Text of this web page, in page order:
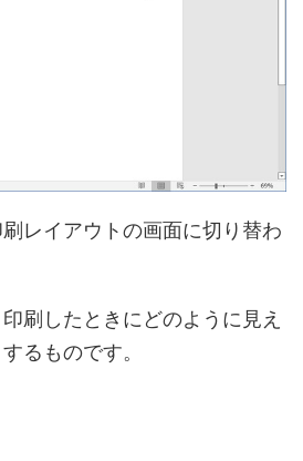
レイアウトの画面に切り替わ
刷したときにどのように見え
るものです。